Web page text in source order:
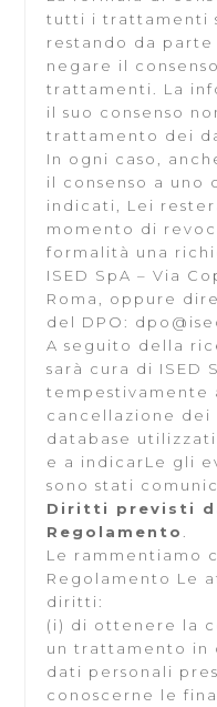
tutti i trattamenti
restando da parte
negare il
trattamenti. La
il suo consenso
trattamento dei
In ogni caso,
il consenso a
indicati, Lei
momento di
formalità una
ISED SpA – Via
Roma, oppure
del DPO:
A seguito della
sarà cura di ISED
tempestivamente
cancellazione dei
database
e a indicarLe gli
sono stati
Diritti previsti
Regolamento
Le rammentiamo
Regolamento Le
diritti:
(i) di ottenere la
un trattamento in
dati personali
conoscerne le